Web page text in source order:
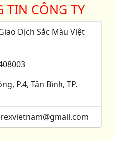
TIN CÔNG TY
Dịch Sắc Màu Việt
P.4, Tân Bình, TP.